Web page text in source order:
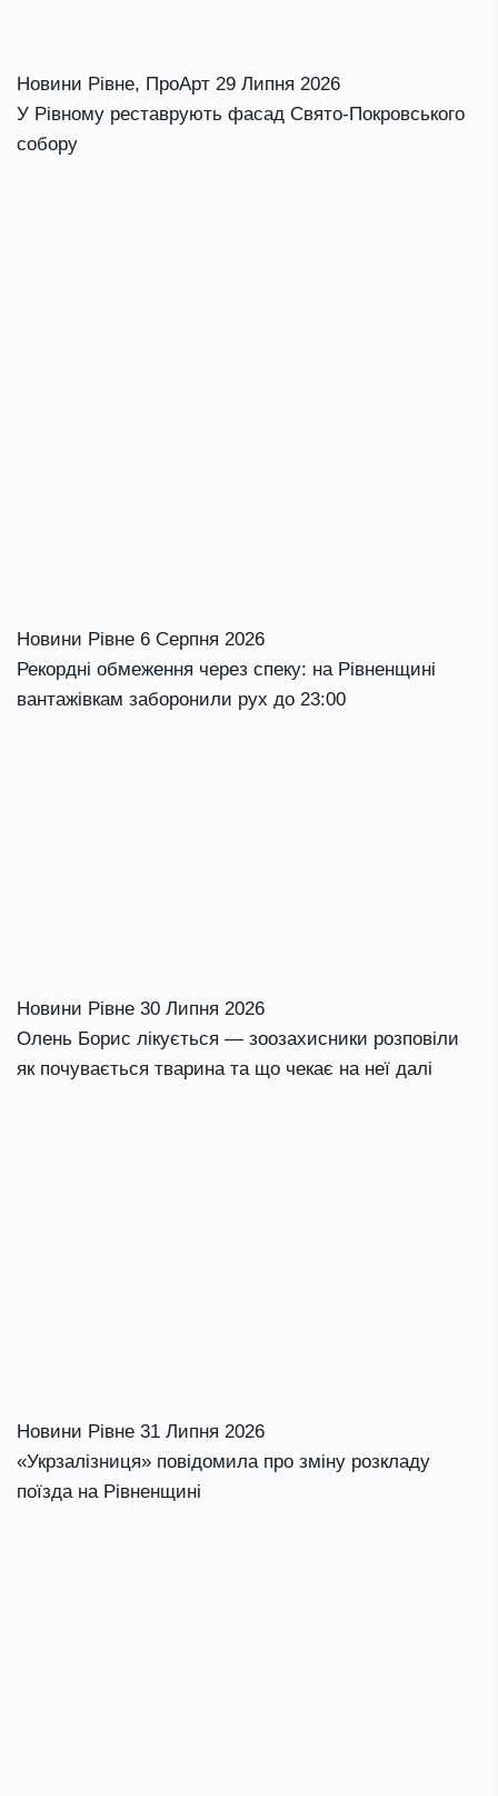
Новини Рівне, ПроАрт 29 Липня 2026
У Рівному реставрують фасад Свято-Покровського
собору
Новини Рівне 6 Серпня 2026
Рекордні обмеження через спеку: на Рівненщині
вантажівкам заборонили рух до 23:00
Новини Рівне 30 Липня 2026
Олень Борис лікується — зоозахисники розповіли
як почувається тварина та що чекає на неї далі
Новини Рівне 31 Липня 2026
«Укрзалізниця» повідомила про зміну розкладу
поїзда на Рівненщині